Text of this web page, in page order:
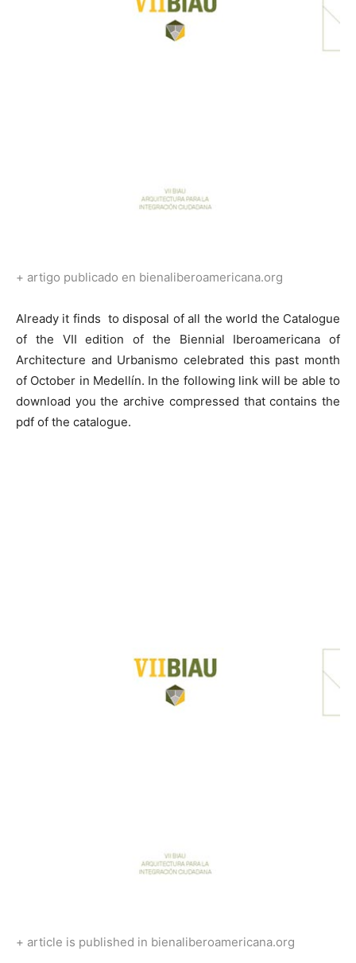
+ artigo publicado en bienaliberoamericana.org
Already it finds to disposal of all the world the Catalogue
of the VII edition of the Biennial Iberoamericana of
Architecture and Urbanismo celebrated this past month
of October in Medellín. In the following link will be able to
download you the archive compressed that contains the
pdf of the catalogue.
+ article is published in bienaliberoamericana.org